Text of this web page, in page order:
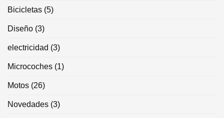
Bicicletas (5)
Diseño (3)
electricidad (3)
Microcoches (1)
Motos (26)
Novedades (3)